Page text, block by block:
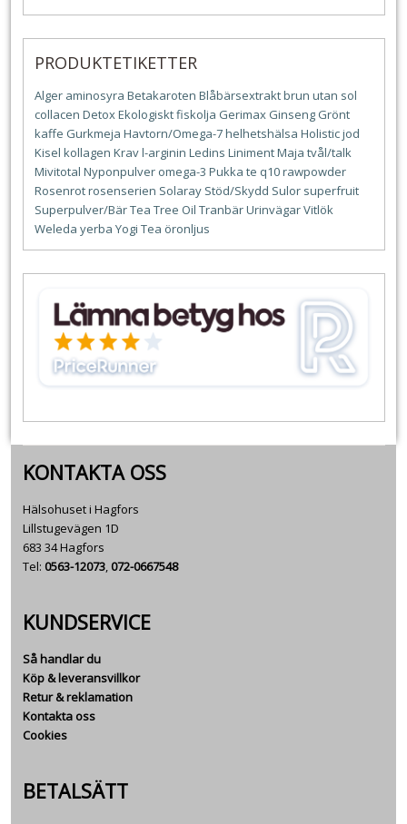
PRODUKTETIKETTER
Alger aminosyra Betakaroten Blåbärsextraktbrun utan sol
collacen DetoxEkologisktfiskolja Gerimax Ginseng Grönt
kaffe Gurkmeja Havtorn/Omega-7helhetshälsa Holisticjod
Kisel kollagen Kravl-arginin Ledins LinimentMaja tvål/talk
Mivitotal Nyponpulver omega-3 Pukka te q10rawpowder
Rosenrotrosenserien Solaray Stöd/Skydd Sulor superfruit
Superpulver/BärTea Tree Oil TranbärUrinvägarVitlök
Weleda yerba Yogi Tea öronljus
KONTAKTA OSS
Hälsohuset i Hagfors
Lillstugevägen 1D
683 34 Hagfors
Tel: 0563-12073,072-0667548
KUNDSERVICE
Så handlar du
Köp & leveransvillkor
Retur & reklamation
Kontakta oss
Cookies
BETALSÄTT